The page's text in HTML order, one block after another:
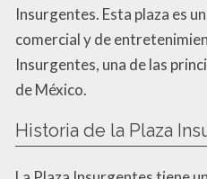
Insurgentes. Esta plaza es
comercial y de
Insurgentes, una de las
de México.
Historia de la Plaza